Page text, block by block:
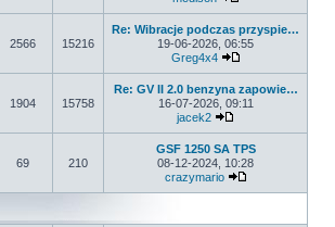
2566 15216
Re: Wibracje podczas przyspie…
19-06-2026, 06:55
Greg4x4
1904 15758
Re: GV II 2.0 benzyna zapowie…
16-07-2026, 09:11
jacek2
69 210
GSF 1250 SA TPS
08-12-2024, 10:28
crazymario